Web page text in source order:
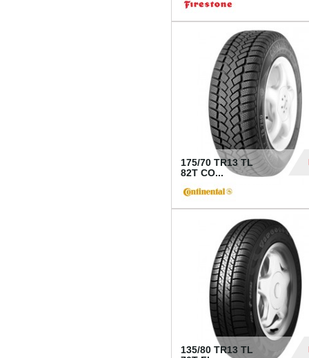
175/70 TR13 TL
82T CO...
135/80 TR13 TL